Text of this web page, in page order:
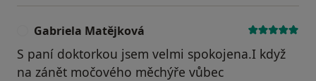
Gabriela Matějková
S paní doktorkou jsem velmi spokojena.I když
na zánět močového měchýře vůbec